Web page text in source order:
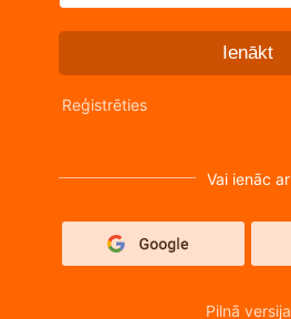
Ienākt
Reģistrēties
Vai ienāc ar
Pilnā versija